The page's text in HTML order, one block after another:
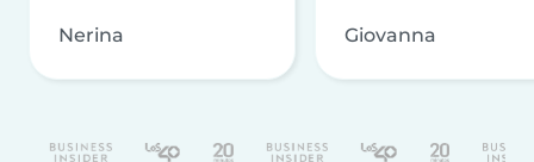
Nerina Giovanna